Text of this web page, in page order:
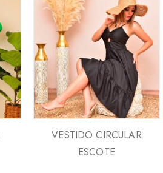
VESTIDO CIRCULAR
ESCOTE